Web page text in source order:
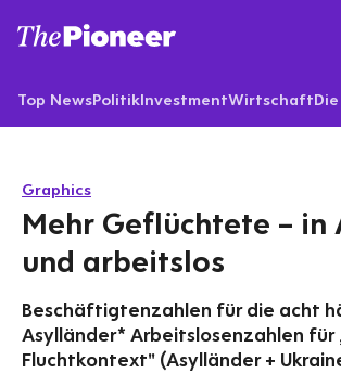
Top NewsPolitikInvestmentWirtschaft
Graphics
Mehr Geflüchtete – in
und arbeitslos
Beschäftigtenzahlen für die acht
Asylländer* Arbeitslosenzahlen für
Fluchtkontext" (Asylländer +